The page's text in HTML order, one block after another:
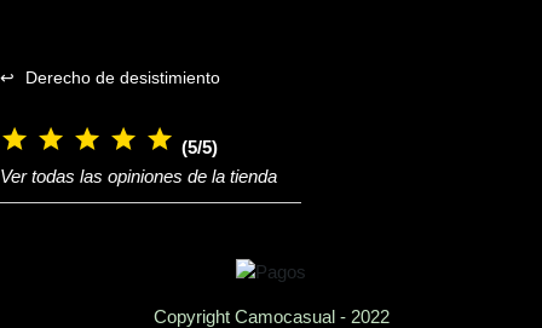
↩ Derecho de desistimiento
(5/5)
Ver todas las opiniones de la tienda
Copyright Camocasual - 2022